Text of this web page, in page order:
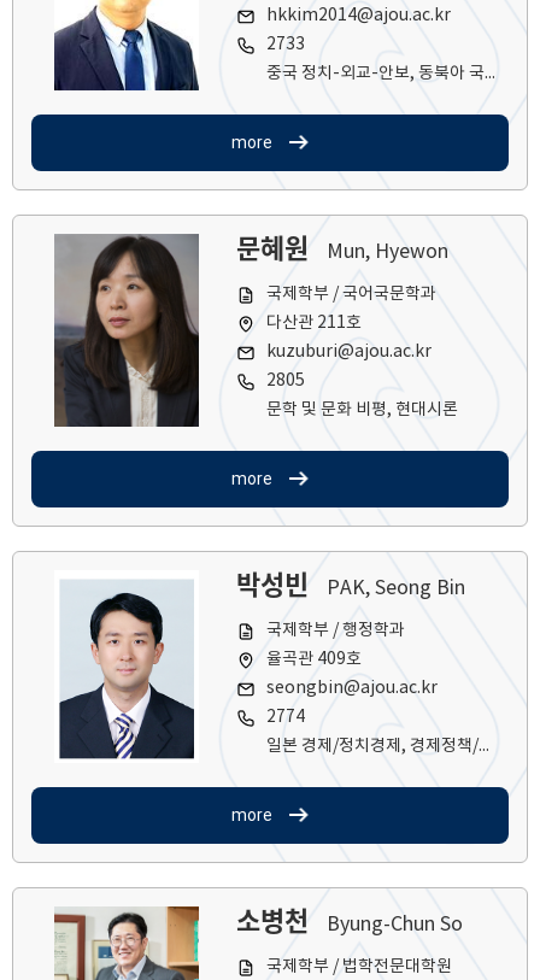
hkkim2014@ajou.ac.kr
2733
중국 정치-외교-안보, 동북아 국제정치, 외교 정책결정
more
문혜원 Mun, Hyewon
국제학부 / 국어국문학과
다산관 211호
kuzuburi@ajou.ac.kr
2805
문학 및 문화 비평, 현대시론
more
박성빈 PAK, Seong Bin
국제학부 / 행정학과
율곡관 409호
seongbin@ajou.ac.kr
2774
일본 경제/정치경제, 경제정책/규제(금융, 통상, 산업 등), 한일/중일관계, 경제안보/수소경제/공급망 관리
more
소병천 Byung-Chun So
국제학부 / 법학전문대학원